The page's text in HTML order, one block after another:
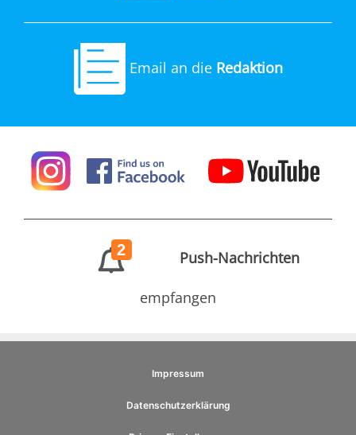
Email an die Redaktion
2 Push-Nachrichten
empfangen
Impressum
Datenschutzerklärung